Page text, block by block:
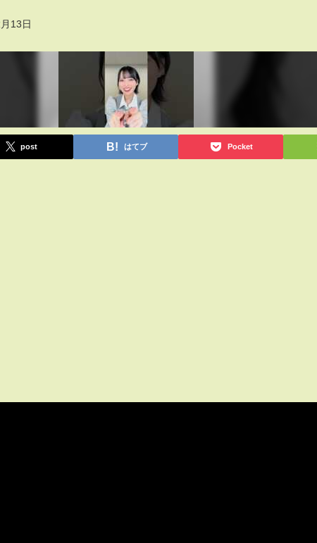
13日
post はてブ Pocket